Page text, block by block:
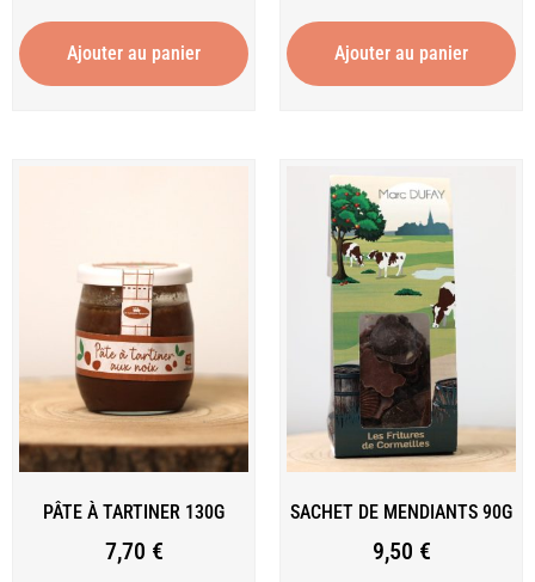
Ajouter au panier Ajouter au panier
PÂTE À TARTINER 130G
7,70 €
SACHET DE MENDIANTS 90G
9,50 €